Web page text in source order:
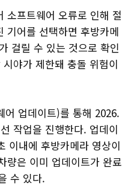
소프트웨어 오류로 인해 절
기어를 선택하면 후방카메
걸릴 수 있는 것으로 확인
야가 제한돼 충돌 위험이
어 업데이트)를 통해 2026.
작업을 진행한다. 업데이
이내에 후방카메라 영상이
량은 이미 업데이트가 완료
수 있다.